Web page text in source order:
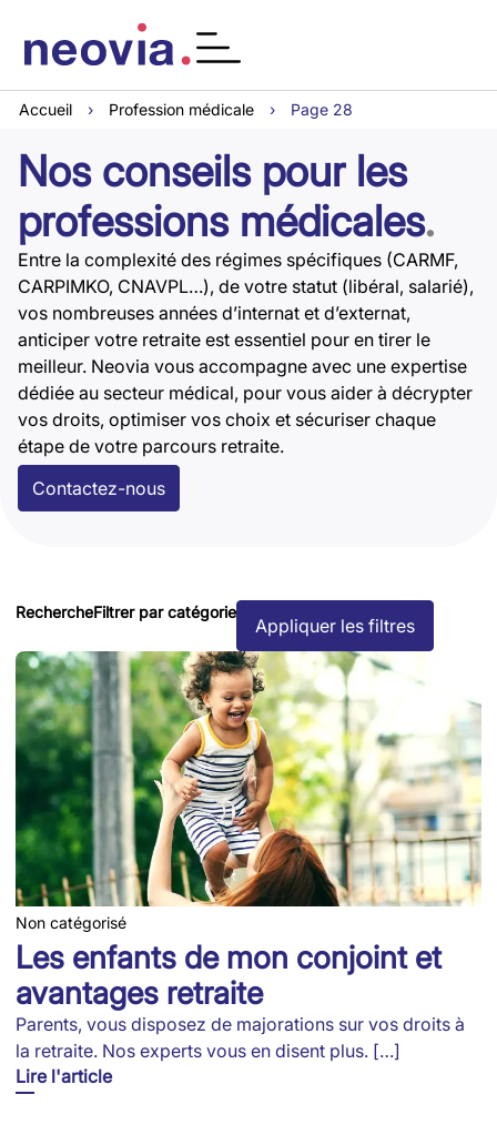
Accueil › Profession médicale › Page 28
Nos conseils pour les
professions médicales.
Entre la complexité des régimes spécifiques (CARMF,
CARPIMKO, CNAVPL…), de votre statut (libéral, salarié),
vos nombreuses années d’internat et d’externat,
anticiper votre retraite est essentiel pour en tirer le
meilleur. Neovia vous accompagne avec une expertise
dédiée au secteur médical, pour vous aider à décrypter
vos droits, optimiser vos choix et sécuriser chaque
étape de votre parcours retraite.
Contactez-nous
RechercheFiltrer par catégorie
Appliquer les filtres
Non catégorisé
Les enfants de mon conjoint et
avantages retraite
Parents, vous disposez de majorations sur vos droits à
la retraite. Nos experts vous en disent plus. […]
Lire l'article